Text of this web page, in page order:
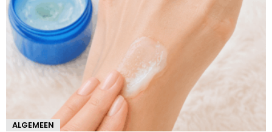
ALGEMEEN